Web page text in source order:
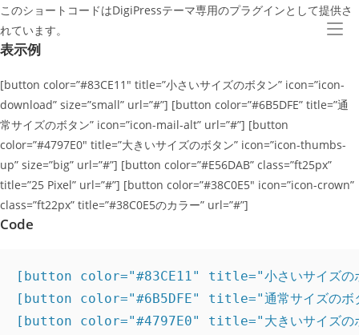
コ
ン
テ
ツ
へ
ス
キ
ッ
プ
このショートコードはDigiPressテーマ専用のプラグインとして提供さ
れています。
表示例
[button color=”#83CE11″ title=”小さいサイズのボタン” icon=”icon-
download” size=”small” url=”#”] [button color=”#6B5DFE” title=”通
常サイズのボタン” icon=”icon-mail-alt” url=”#”] [button
color=”#4797E0″ title=”大きいサイズのボタン” icon=”icon-thumbs-
up” size=”big” url=”#”] [button color=”#E56DAB” class=”ft25px”
title=”25 Pixel” url=”#”] [button color=”#38C0E5″ icon=”icon-crown”
class=”ft22px” title=”#38C0E5のカラー” url=”#”]
Code
[button color="#83CE11" title="小さいサイ
[button color="#6B5DFE" title="通常サイズ
[button color="#4797E0" title="大きいサイ